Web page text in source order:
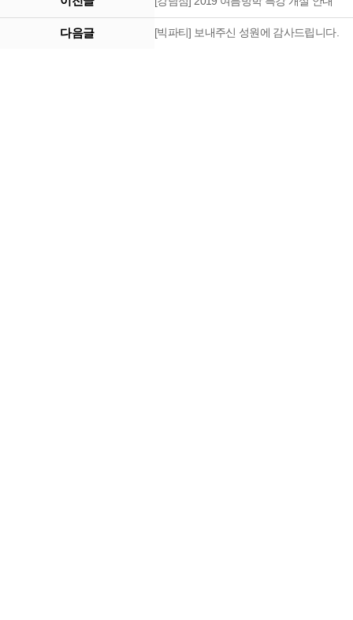
다음글 [빅파티] 보내주신 성원에 감사드립니다.